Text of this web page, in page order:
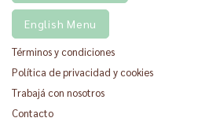
English Menu
Términos y condiciones
Política de privacidad y cookies
Trabajá con nosotros
Contacto